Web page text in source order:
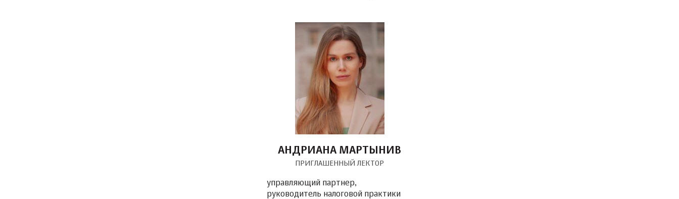
АНДРИАНА МАРТЫНИВ
ПРИГЛАШЕННЫЙ ЛЕКТОР
управляющий партнер,
руководитель налоговой практики